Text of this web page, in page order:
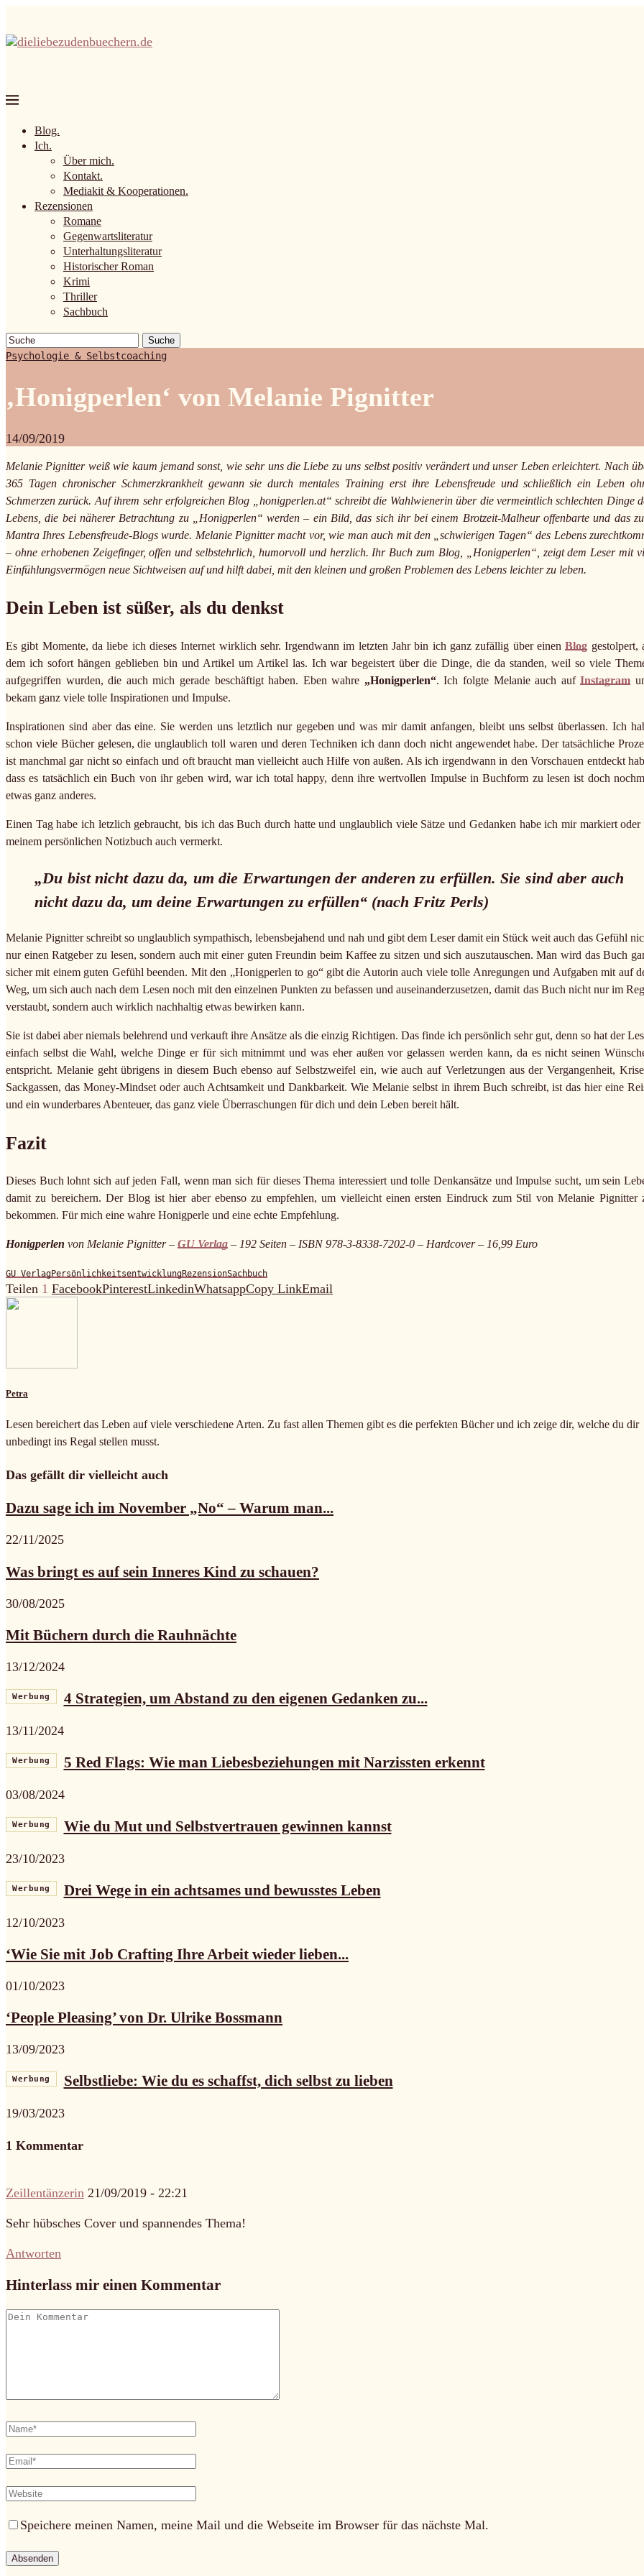
Blog.
Ich.
Über mich.
Kontakt.
Mediakit & Kooperationen.
Rezensionen
Romane
Gegenwartsliteratur
Unterhaltungsliteratur
Historischer Roman
Krimi
Thriller
Sachbuch
Suche
Psychologie & Selbstcoaching
‚Honigperlen‘ von Melanie Pignitter
14/09/2019
Melanie Pignitter weiß wie kaum jemand sonst, wie sehr uns die Liebe zu uns selbst positiv verändert und unser Leben erleichtert. Nach
365 Tagen chronischer Schmerzkrankheit gewann sie durch mentales Training erst ihre Lebensfreude und schließlich ein Leben
Schmerzen zurück. Auf ihrem sehr erfolgreichen Blog „honigperlen.at“ schreibt die Wahlwienerin über die vermeintlich schlechten Dinge
Lebens, die bei näherer Betrachtung zu „Honigperlen“ werden – ein Bild, das sich ihr bei einem Brotzeit-Malheur offenbarte und das
Mantra Ihres Lebensfreude-Blogs wurde. Melanie Pignitter macht vor, wie man auch mit den „schwierigen Tagen“ des Lebens
– ohne erhobenen Zeigefinger, offen und selbstehrlich, humorvoll und herzlich. Ihr Buch zum Blog, „Honigperlen“, zeigt dem Leser mit
Einfühlungsvermögen neue Sichtweisen auf und hilft dabei, mit den kleinen und großen Problemen des Lebens leichter zu leben.
Dein Leben ist süßer, als du denkst
Es gibt Momente, da liebe ich dieses Internet wirklich sehr. Irgendwann im letzten Jahr bin ich ganz zufällig über einenBlog gestolpert,
dem ich sofort hängen geblieben bin und Artikel um Artikel las. Ich war begeistert über die Dinge, die da standen, weil so viele
aufgegriffen wurden, die auch mich gerade beschäftigt haben. Eben wahre „Honigperlen“. Ich folgte Melanie auch aufInstagram
bekam ganz viele tolle Inspirationen und Impulse.
Inspirationen sind aber das eine. Sie werden uns letztlich nur gegeben und was mir damit anfangen, bleibt uns selbst überlassen. Ich
schon viele Bücher gelesen, die unglaublich toll waren und deren Techniken ich dann doch nicht angewendet habe. Der tatsächliche
ist manchmal gar nicht so einfach und oft braucht man vielleicht auch Hilfe von außen. Als ich irgendwann in den Vorschauen entdeckt
dass es tatsächlich ein Buch von ihr geben wird, war ich total happy, denn ihre wertvollen Impulse in Buchform zu lesen ist doch
etwas ganz anderes.
Einen Tag habe ich letzlich gebraucht, bis ich das Buch durch hatte und unglaublich viele Sätze und Gedanken habe ich mir markiert oder
meinem persönlichen Notizbuch auch vermerkt.
„Du bist nicht dazu da, um die Erwartungen der anderen zu erfüllen. Sie sind aber auch
nicht dazu da, um deine Erwartungen zu erfüllen“ (nach Fritz Perls)
Melanie Pignitter schreibt so unglaublich sympathisch, lebensbejahend und nah und gibt dem Leser damit ein Stück weit auch das Gefühl
nur einen Ratgeber zu lesen, sondern auch mit einer guten Freundin beim Kaffee zu sitzen und sich auszutauschen. Man wird das Buch
sicher mit einem guten Gefühl beenden. Mit den „Honigperlen to go“ gibt die Autorin auch viele tolle Anregungen und Aufgaben mit auf
Weg, um sich auch nach dem Lesen noch mit den einzelnen Punkten zu befassen und auseinanderzusetzen, damit das Buch nicht nur im
verstaubt, sondern auch wirklich nachhaltig etwas bewirken kann.
Sie ist dabei aber niemals belehrend und verkauft ihre Ansätze als die einzig Richtigen. Das finde ich persönlich sehr gut, denn so hat der
einfach selbst die Wahl, welche Dinge er für sich mitnimmt und was eher außen vor gelassen werden kann, da es nicht seinen
entspricht. Melanie geht übrigens in diesem Buch ebenso auf Selbstzweifel ein, wie auch auf Verletzungen aus der Vergangenheit,
Sackgassen, das Money-Mindset oder auch Achtsamkeit und Dankbarkeit. Wie Melanie selbst in ihrem Buch schreibt, ist das hier eine
und ein wunderbares Abenteuer, das ganz viele Überraschungen für dich und dein Leben bereit hält.
Fazit
Dieses Buch lohnt sich auf jeden Fall, wenn man sich für dieses Thema interessiert und tolle Denkansätze und Impulse sucht, um sein
damit zu bereichern. Der Blog ist hier aber ebenso zu empfehlen, um vielleicht einen ersten Eindruck zum Stil von Melanie Pignitter
bekommen. Für mich eine wahre Honigperle und eine echte Empfehlung.
Honigperlen von Melanie Pignitter – GU Verlag – 192 Seiten – ISBN 978-3-8338-7202-0 – Hardcover – 16,99 Euro
GU VerlagPersönlichkeitsentwicklungRezensionSachbuch
Teilen 1 FacebookPinterestLinkedinWhatsappCopy LinkEmail
Petra
Lesen bereichert das Leben auf viele verschiedene Arten. Zu fast allen Themen gibt es die perfekten Bücher und ich zeige dir, welche du dir
unbedingt ins Regal stellen musst.
Das gefällt dir vielleicht auch
Dazu sage ich im November „No“ – Warum man...
22/11/2025
Was bringt es auf sein Inneres Kind zu schauen?
30/08/2025
Mit Büchern durch die Rauhnächte
13/12/2024
Werbung 4 Strategien, um Abstand zu den eigenen Gedanken zu...
13/11/2024
Werbung 5 Red Flags: Wie man Liebesbeziehungen mit Narzissten erkennt
03/08/2024
Werbung Wie du Mut und Selbstvertrauen gewinnen kannst
23/10/2023
Werbung Drei Wege in ein achtsames und bewusstes Leben
12/10/2023
‘Wie Sie mit Job Crafting Ihre Arbeit wieder lieben...
01/10/2023
‘People Pleasing’ von Dr. Ulrike Bossmann
13/09/2023
Werbung Selbstliebe: Wie du es schaffst, dich selbst zu lieben
19/03/2023
1 Kommentar
Zeillentänzerin 21/09/2019 - 22:21
Sehr hübsches Cover und spannendes Thema!
Antworten
Hinterlass mir einen Kommentar
Speichere meinen Namen, meine Mail und die Webseite im Browser für das nächste Mal.